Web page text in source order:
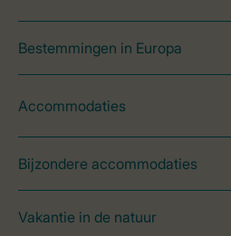
Bestemmingen in Europa
Accommodaties
Bijzondere accommodaties
Vakantie in de natuur